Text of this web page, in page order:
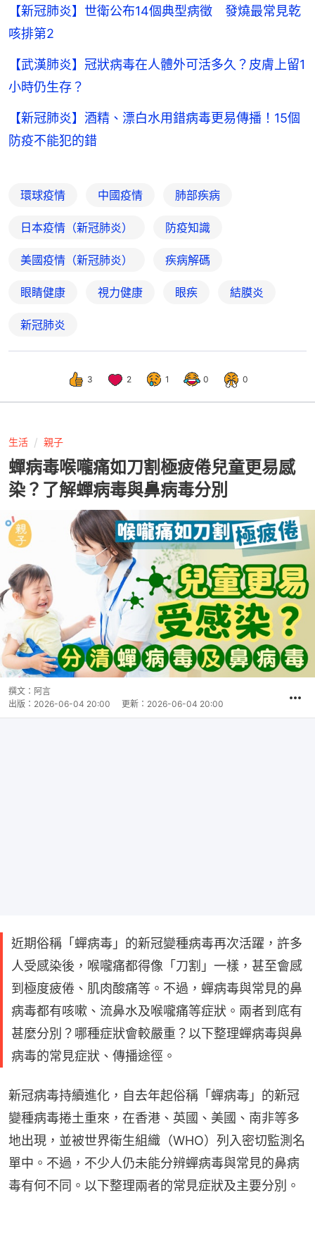
【新冠肺炎】世衛公布14個典型病徵 發燒最常見乾
咳排第2
【武漢肺炎】冠狀病毒在人體外可活多久？皮膚上留1
小時仍生存？
【新冠肺炎】酒精、漂白水用錯病毒更易傳播！15個
防疫不能犯的錯
環球疫情 中國疫情 肺部疾病
日本疫情（新冠肺炎） 防疫知識
美國疫情（新冠肺炎） 疾病解碼
眼睛健康 視力健康 眼疾 結膜炎
新冠肺炎
3 2 1 0 0
生活 親子
蟬病毒喉嚨痛如刀割極疲倦兒童更易感
染？了解蟬病毒與鼻病毒分別
撰文： 阿言
出版： 2026-06-04 20:00 更新： 2026-06-04 20:00
近期俗稱「蟬病毒」的新冠變種病毒再次活躍，許多
人受感染後，喉嚨痛都得像「刀割」一樣，甚至會感
到極度疲倦、肌肉酸痛等。不過，蟬病毒與常見的鼻
病毒都有咳嗽、流鼻水及喉嚨痛等症狀。兩者到底有
甚麼分別？哪種症狀會較嚴重？以下整理蟬病毒與鼻
病毒的常見症狀、傳播途徑。
新冠病毒持續進化，自去年起俗稱「蟬病毒」的新冠
變種病毒捲土重來，在香港、英國、美國、南非等多
地出現，並被世界衛生組織（WHO）列入密切監測名
單中。不過，不少人仍未能分辨蟬病毒與常見的鼻病
毒有何不同。以下整理兩者的常見症狀及主要分別。